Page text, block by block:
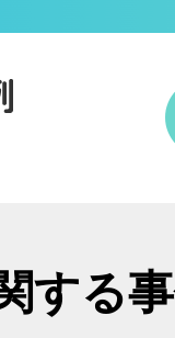
する